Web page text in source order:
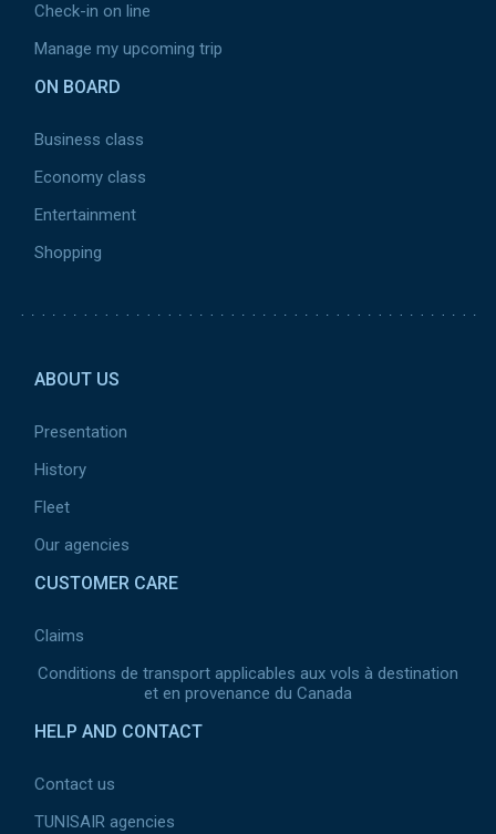
Check-in on line
Manage my upcoming trip
ON BOARD
Business class
Economy class
Entertainment
Shopping
ABOUT US
Presentation
History
Fleet
Our agencies
CUSTOMER CARE
Claims
Conditions de transport applicables aux vols à destination
et en provenance du Canada
HELP AND CONTACT
Contact us
TUNISAIR agencies